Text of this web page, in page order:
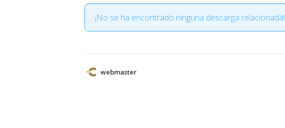
¡No se ha encontrado ninguna descarga relacionada!
webmaster